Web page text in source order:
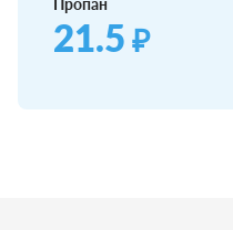
Пропан
21.5 ₽